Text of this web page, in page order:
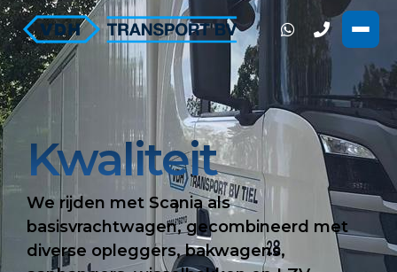
Kwaliteit
We rijden met Scania als
basisvrachtwagen, gecombineerd met
diverse opleggers, bakwagens,